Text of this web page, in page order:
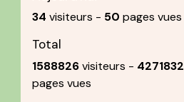
34 visiteurs - 50 pages vues
Total
1588826visiteurs - 4271832
pages vues